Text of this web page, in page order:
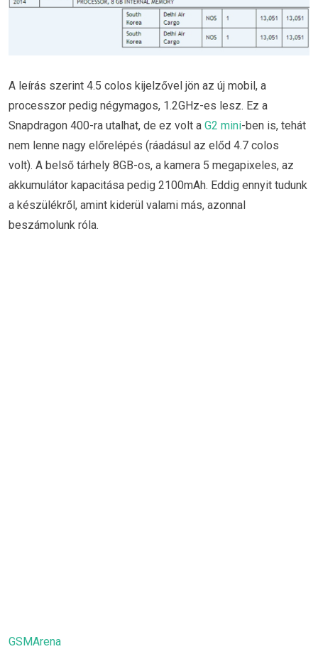
A leírás szerint 4.5 colos kijelzővel jön az új mobil, a
processzor pedig négymagos, 1.2GHz-es lesz. Ez a
Snapdragon 400-ra utalhat, de ez volt a G2 mini-ben is, tehát
nem lenne nagy előrelépés (ráadásul az előd 4.7 colos
volt). A belső tárhely 8GB-os, a kamera 5 megapixeles, az
akkumulátor kapacitása pedig 2100mAh. Eddig ennyit tudunk
a készülékről, amint kiderül valami más, azonnal
beszámolunk róla.
GSMArena